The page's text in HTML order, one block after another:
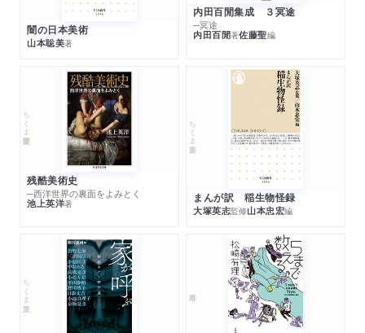
闇の日本美術
山本聡美著
内田百閒集成 ３冥途
─冥途
内田百閒著佐藤聖編
ちくま学芸文庫
残酷美術史
─西洋世界の裏面をよみとく
池上英洋著
ちくま新書
まんが訳 稲生物怪録
大塚英志監修山本忠宏編
ちくま文庫